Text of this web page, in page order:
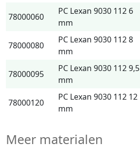
78000060
PC Lexan 9030 112 6
mm
78000080
PC Lexan 9030 112 8
mm
78000095
PC Lexan 9030 112 9,5
mm
78000120
PC Lexan 9030 112 12
mm
Meer materialen